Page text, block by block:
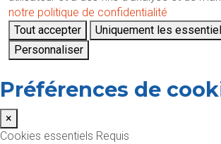
notre politique de confidentialité
Tout accepter
Uniquement les
Personnaliser
Préférences de
×
Cookies essentiels Requis